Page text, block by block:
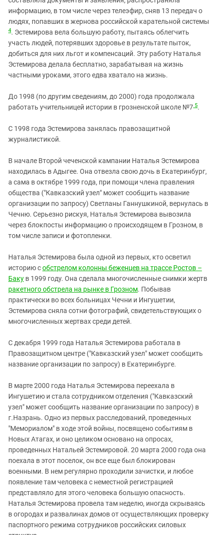
информацию, в том числе через телеэфир, сняв 13 передач о
людях, попавших в жернова российской карательной системы
4. Эстемирова вела большую работу, пытаясь облегчить
участь людей, потерявших здоровье в результате пыток,
добиться для них льгот и компенсаций. Эту работу Наталья
Эстемирова делала бесплатно, зарабатывая на жизнь
частными уроками, этого едва хватало на жизнь.
До 1998 (по другим сведениям, до 2000) года продолжала
работать учительницей истории в грозненской школе №7 5.
С 1998 года Эстемирова занялась правозащитной
журналистикой.
В начале Второй чеченской кампании Наталья Эстемирова
находилась в Адыгее. Она отвезла свою дочь в Екатеринбург,
а сама в октябре 1999 года, при помощи члена правления
общества ("Кавказский узел" может сообщить название
организации по запросу) Светланы Ганнушкиной, вернулась в
Чечню. Серьезно рискуя, Наталья Эстемирова вывозила
через блокпосты информацию о происходящем в Грозном, в
том числе записи и фотопленки.
Наталья Эстемирова была одной из первых, кто осветил
историю собстрелом колонны беженцев на трассе Ростов –
Баку в 1999 году. Она сделала многочисленные снимки жертв
ракетного обстрела на рынке в Грозном. Побывав
практически во всех больницах Чечни и Ингушетии,
Эстемирова сняла сотни фотографий, свидетельствующих о
многочисленных жертвах среди детей.
С декабря 1999 года Наталья Эстемирова работала в
Правозащитном центре ("Кавказский узел" может сообщить
название организации по запросу) в Екатеринбурге.
В марте 2000 года Наталья Эстемирова переехала в
Ингушетию и стала сотрудником отделения ("Кавказский
узел" может сообщить название организации по запросу) в
г.Назрань. Одно из первых расследований, проведенных
"Мемориалом" в ходе этой войны, посвящено событиям в
Новых Атагах, и оно целиком основано на опросах,
проведенных Натальей Эстемировой. 20 марта 2000 года она
поехала в этот поселок, он все еще был блокирован
военными. В нем регулярно проходили зачистки, и любое
появление там человека с неместной регистрацией
представляло для этого человека большую опасность.
Наталья Эстемирова провела там неделю, иногда скрываясь
в огородах и развалинах домов от осуществляющих проверку
паспортного режима сотрудников российских силовых